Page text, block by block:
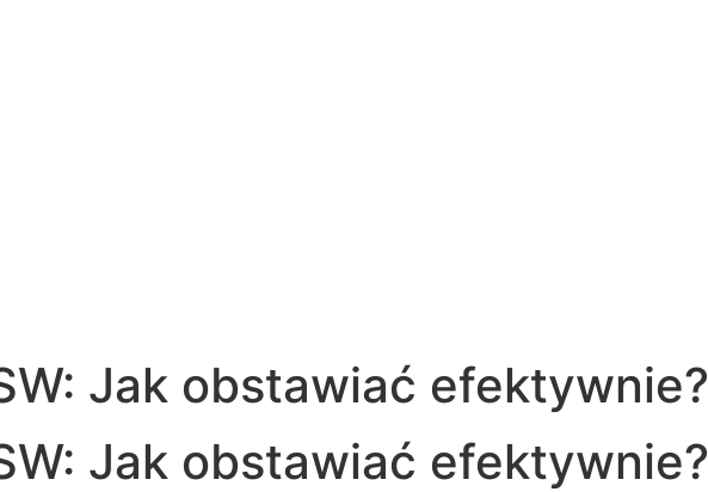
Jak obstawiać efektywnie?
Jak obstawiać efektywnie?